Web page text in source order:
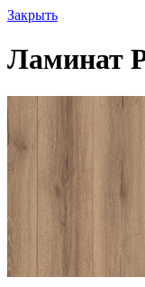
Закрыть
Ламинат